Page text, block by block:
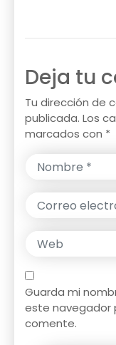
Deja tu
Tu dirección de
publicada. Los
marcados con *
Guarda mi
este navegador
comente.